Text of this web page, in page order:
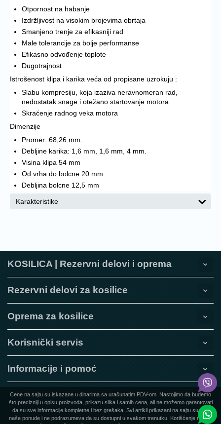
Otpornost na habanje
Izdržljivost na visokim brojevima obrtaja
Smanjeno trenje za efikasniji rad
Male tolerancije za bolje performanse
Efikasno odvođenje toplote
Dugotrajnost
Istrošenost klipa i karika veća od propisane uzrokuju :
Slabu kompresiju, koja izaziva neravnomeran rad,
nedostatak snage i otežano startovanje motora
Skraćenje radnog veka motora
Dimenzije
Promer: 68,26 mm.
Debljine karika: 1,6 mm, 1,6 mm, 4 mm.
Visina klipa 54 mm
Od vrha do bolcne 20 mm
Debljina bolcne 12,5 mm
Karakteristike
KOSILICA | Rezervni delovi i oprema
Rezervni delovi za kosilice
Oprema za kosilice
Korisnički servis
Informacije i pomoć
Cene na sajtu su iskazane u dinarima sa uračunatim PDV-om. Nastojimo da budemo
što precizniji u opisu proizvoda, prikazu slika i samih cena, ali ne možemo garantovati
da su sve informacije kompletne i bez grešaka. Svi artikli prikazani na sajtu su deo
naše ponude i ne podrazumeva da su dostupni u svakom trenutku. Korišćenje naziva